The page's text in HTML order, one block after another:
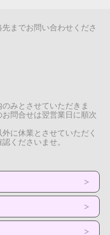
までお問い合わせくださ
みとさせていただきま
問合せは翌営業日に順次
に休業とさせていただく
くださいませ。